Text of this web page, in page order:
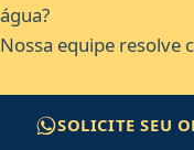
água?
Nossa equipe resolve
SOLICITE SEU